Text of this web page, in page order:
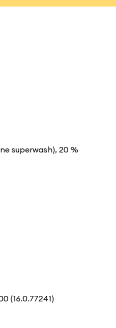
superwash), 20 %
(16.0.77241)